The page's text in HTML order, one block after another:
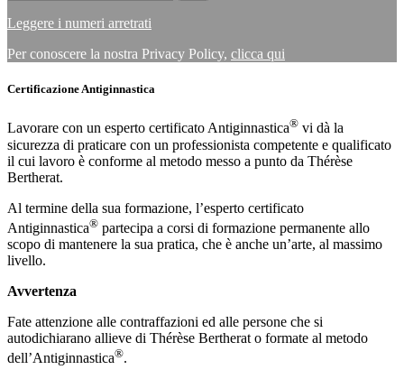
Leggere i numeri arretrati
Per conoscere la nostra Privacy Policy, clicca qui
Certificazione Antiginnastica
Lavorare con un esperto certificato Antiginnastica® vi dà la
sicurezza di praticare con un professionista competente e qualificato
il cui lavoro è conforme al metodo messo a punto da Thérèse
Bertherat.
Al termine della sua formazione, l’esperto certificato
Antiginnastica® partecipa a corsi di formazione permanente allo
scopo di mantenere la sua pratica, che è anche un’arte, al massimo
livello.
Avvertenza
Fate attenzione alle contraffazioni ed alle persone che si
autodichiarano allieve di Thérèse Bertherat o formate al metodo
dell’Antiginnastica®.